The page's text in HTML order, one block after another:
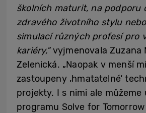
školních maturit, na podporu
zdravého životního stylu
simulací různých profesí pro
kariéry,“vyjmenovala Zuzana
Zelenická. „Naopak v menší
zastoupeny ‚hmatatelné‘
projekty. I s nimi ale můžeme
programu Solve for